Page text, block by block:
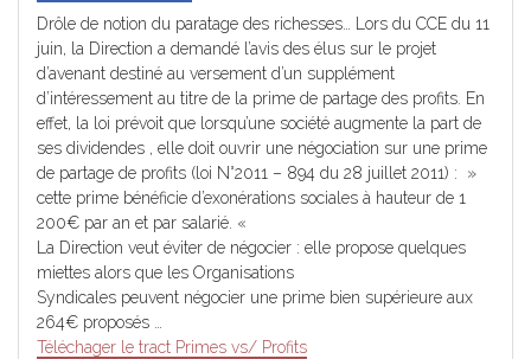
Drôle de notion du paratage des richesses… Lors du CCE du 11
juin, la Direction a demandé l’avis des élus sur le projet
d’avenant destiné au versement d’un supplément
d’intéressement au titre de la prime de partage des profits. En
effet, la loi prévoit que lorsqu’une société augmente la part de
ses dividendes , elle doit ouvrir une négociation sur une prime
de partage de profits (loi N°2011 – 894 du 28 juillet 2011) : »
cette prime bénéficie d’exonérations sociales à hauteur de 1
200€ par an et par salarié. «
La Direction veut éviter de négocier : elle propose quelques
miettes alors que les Organisations
Syndicales peuvent négocier une prime bien supérieure aux
264€ proposés …
Téléchager le tract Primes vs/ Profits